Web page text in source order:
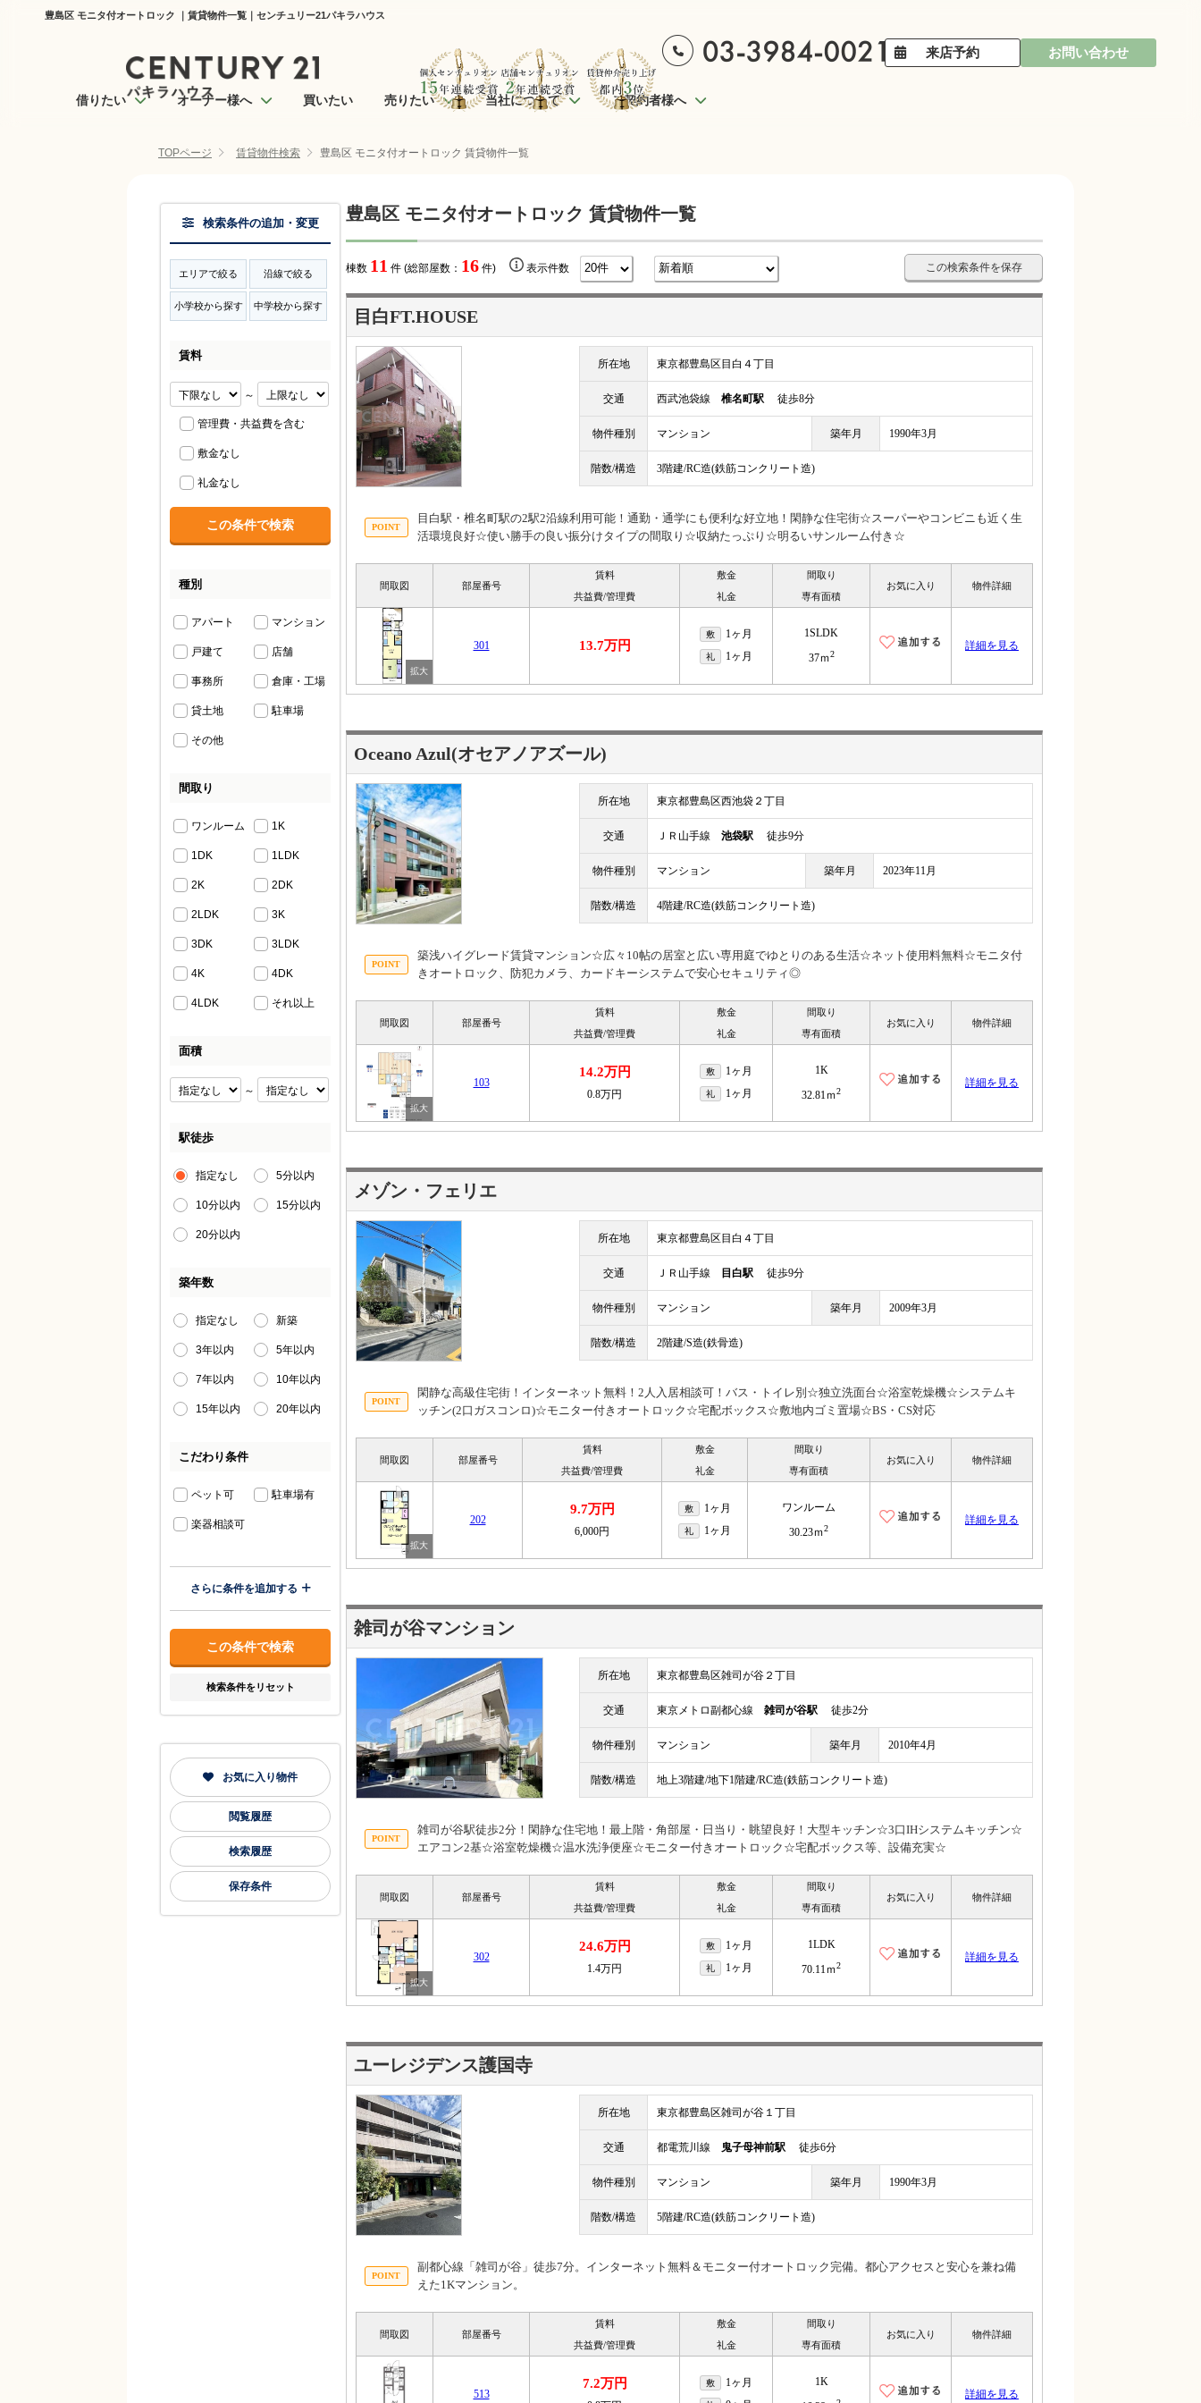
豊島区 モニタ付オートロック ｜賃貸物件一覧｜センチュリー21パキラハウス
来店予約 お問い合わせ
借りたい オーナー様へ 買いたい 売りたい 当社について ご契約者様へ
TOPページ 賃貸物件検索 豊島区 モニタ付オートロック 賃貸物件一覧
豊島区 モニタ付オートロック 賃貸物件一覧
棟数 11 件 (総部屋数： 16 件) 表示件数 この検索条件を保存
目白FT.HOUSE
所在地 東京都豊島区目白４丁目
交通 西武池袋線 椎名町駅 徒歩8分
物件種別 マンション 築年月 1990年3月
階数/構造 3階建/RC造(鉄筋コンクリート造)
目白駅・椎名町駅の2駅2沿線利用可能！通勤・通学にも便利な好立地！閑静な住宅街☆スーパーやコンビニも近く生
活環境良好☆使い勝手の良い振分けタイプの間取り☆収納たっぷり☆明るいサンルーム付き☆
間取図 部屋番号
賃料
共益費/管理費
敷金
礼金
間取り
専有面積
お気に入り 物件詳細
301 13.7万円
敷 1ヶ月
礼 1ヶ月
1SLDK
37ｍ2
詳細を見る
Oceano Azul(オセアノアズール)
所在地 東京都豊島区西池袋２丁目
交通 ＪＲ山手線 池袋駅 徒歩9分
物件種別 マンション 築年月 2023年11月
階数/構造 4階建/RC造(鉄筋コンクリート造)
築浅ハイグレード賃貸マンション☆広々10帖の居室と広い専用庭でゆとりのある生活☆ネット使用料無料☆モニタ付
きオートロック、防犯カメラ、カードキーシステムで安心セキュリティ◎
間取図 部屋番号
賃料
共益費/管理費
敷金
礼金
間取り
専有面積
お気に入り 物件詳細
103
14.2万円
0.8万円
敷 1ヶ月
礼 1ヶ月
1K
32.81ｍ2
詳細を見る
メゾン・フェリエ
所在地 東京都豊島区目白４丁目
交通 ＪＲ山手線 目白駅 徒歩9分
物件種別 マンション 築年月 2009年3月
階数/構造 2階建/S造(鉄骨造)
閑静な高級住宅街！インターネット無料！2人入居相談可！バス・トイレ別☆独立洗面台☆浴室乾燥機☆システムキ
ッチン(2口ガスコンロ)☆モニター付きオートロック☆宅配ボックス☆敷地内ゴミ置場☆BS・CS対応
間取図 部屋番号
賃料
共益費/管理費
敷金
礼金
間取り
専有面積
お気に入り 物件詳細
202
9.7万円
6,000円
敷 1ヶ月
礼 1ヶ月
ワンルーム
30.23ｍ2
詳細を見る
雑司が谷マンション
所在地 東京都豊島区雑司が谷２丁目
交通 東京メトロ副都心線 雑司が谷駅 徒歩2分
物件種別 マンション 築年月 2010年4月
階数/構造 地上3階建/地下1階建/RC造(鉄筋コンクリート造)
雑司が谷駅徒歩2分！閑静な住宅地！最上階・角部屋・日当り・眺望良好！大型キッチン☆3口IHシステムキッチン☆
エアコン2基☆浴室乾燥機☆温水洗浄便座☆モニター付きオートロック☆宅配ボックス等、設備充実☆
間取図 部屋番号
賃料
共益費/管理費
敷金
礼金
間取り
専有面積
お気に入り 物件詳細
302
24.6万円
1.4万円
敷 1ヶ月
礼 1ヶ月
1LDK
70.11ｍ2
詳細を見る
ユーレジデンス護国寺
所在地 東京都豊島区雑司が谷１丁目
交通 都電荒川線 鬼子母神前駅 徒歩6分
物件種別 マンション 築年月 1990年3月
階数/構造 5階建/RC造(鉄筋コンクリート造)
副都心線「雑司が谷」徒歩7分。インターネット無料＆モニター付オートロック完備。都心アクセスと安心を兼ね備
えた1Kマンション。
間取図 部屋番号
賃料
共益費/管理費
敷金
礼金
間取り
専有面積
お気に入り 物件詳細
513
7.2万円 敷 1ヶ月
1K
詳細を見る
検索条件の追加・変更
エリアで絞る 沿線で絞る
小学校から探す 中学校から探す
賃料
～
管理費・共益費を含む
敷金なし
礼金なし
種別
アパート マンション
戸建て 店舗
事務所 倉庫・工場
貸土地 駐車場
その他
間取り
ワンルーム 1K
1DK 1LDK
2K 2DK
2LDK 3K
3DK 3LDK
4K 4DK
4LDK それ以上
面積
～
駅徒歩
指定なし 5分以内
10分以内 15分以内
20分以内
築年数
指定なし 新築
3年以内 5年以内
7年以内 10年以内
15年以内 20年以内
こだわり条件
ペット可 駐車場有
楽器相談可
さらに条件を追加する
検索条件をリセット
お気に入り物件
閲覧履歴
検索履歴
保存条件